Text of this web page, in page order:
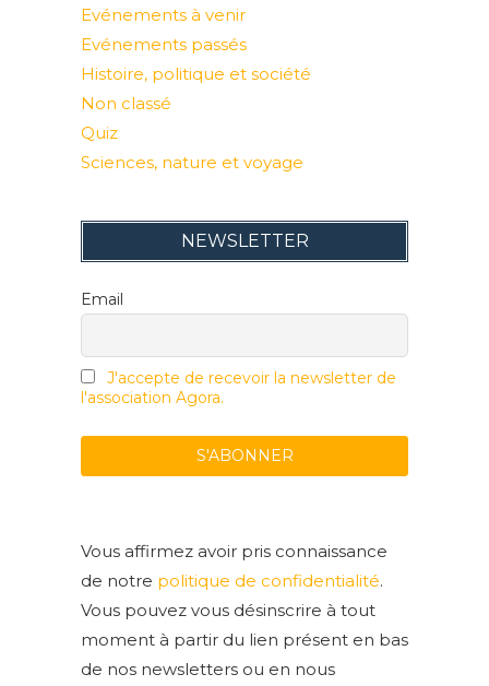
Evénements à venir
Evénements passés
Histoire, politique et société
Non classé
Quiz
Sciences, nature et voyage
NEWSLETTER
Email
J'accepte de recevoir la newsletter de
l'association Agora.
Vous affirmez avoir pris connaissance
de notre politique de confidentialité.
Vous pouvez vous désinscrire à tout
moment à partir du lien présent en bas
de nos newsletters ou en nous